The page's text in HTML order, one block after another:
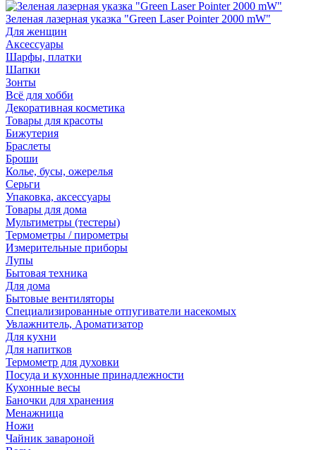
Зеленая лазерная указка "Green Laser Pointer 2000 mW"
Для женщин
Аксессуары
Шарфы, платки
Шапки
Зонты
Всё для хобби
Декоративная косметика
Товары для красоты
Бижутерия
Браслеты
Броши
Колье, бусы, ожерелья
Серьги
Упаковка, аксессуары
Товары для дома
Мультиметры (тестеры)
Термометры / пирометры
Измерительные приборы
Лупы
Бытовая техника
Для дома
Бытовые вентиляторы
Специализированные отпугиватели насекомых
Увлажнитель, Ароматизатор
Для кухни
Для напитков
Термометр для духовки
Посуда и кухонные принадлежности
Кухонные весы
Баночки для хранения
Менажница
Ножи
Чайник завароной